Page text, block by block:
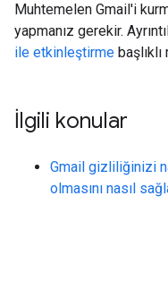
Muhtemelen Gmail'i
yapmanız gerekir.
ile etkinleştirme
İlgili konular
Gmail gizliliğinizi
olmasını nasıl